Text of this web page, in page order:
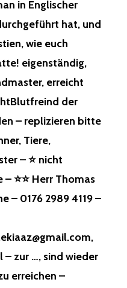
in Englischer
hat, und
wie euch
eigenständig,
erreicht
der
– replizieren bitte
Tiere,
– ⭐ nicht
⭐⭐ Herr Thomas
– 0176 2989 4119 –
zur …, sind wieder
erreichen –